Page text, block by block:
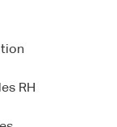
RH